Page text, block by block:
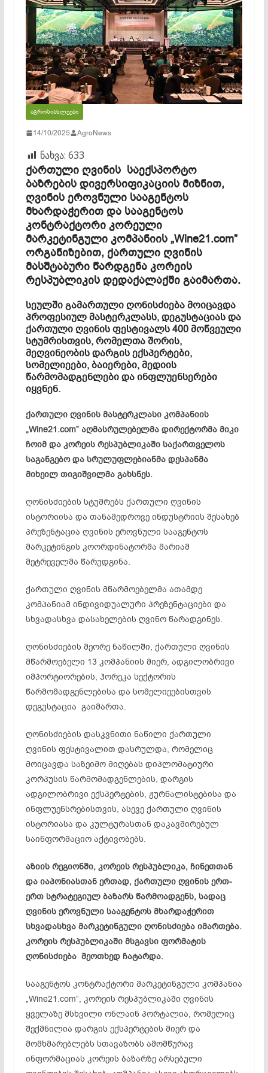
ᲐᲒᲠᲝᲡᲘᲐᲮᲚᲔᲔᲑᲘ
14/10/2025 AgroNews
ნახვა: 633
ქართული ღვინის საექსპორტო
ბაზრების დივერსიფიკაციის მიზნით,
ღვინის ეროვნული სააგენტოს
მხარდაჭერით და სააგენტოს
კონტრაქტორი კორეული
მარკეტინგული კომპანიის „Wine21.com”
ორგანიზებით, ქართული ღვინის
მასშტაბური წარდგენა კორეის
რესპუბლიკის დედაქალაქში გაიმართა.
სეულში გამართული ღონისძიება მოიცავდა
პროფესიულ მასტერკლასს, დეგუსტაციას და
ქართული ღვინის ფესტივალს 400 მოწვეული
სტუმრისთვის, რომელთა შორის,
მეღვინეობის დარგის ექსპერტები,
სომელიეები, ბაიერები, მედიის
წარმომადგენლები და ინფლუენსერები
იყვნენ.
ქართული ღვინის მასტერკლასი კომპანიის
„Wine21.com” აღმასრულებელმა დირექტორმა მიკი
ჩოიმ და კორეის რესპუბლიკაში საქართველოს
საგანგებო და სრულუფლებიანმა დესპანმა
მიხეილ თიგიშვილმა გახსნეს.
ღონისძიების სტუმრებს ქართული ღვინის
ისტორიისა და თანამედროვე ინდუსტრიის შესახებ
პრეზენტაცია ღვინის ეროვნული სააგენტოს
მარკეტინგის კოორდინატორმა მარიამ
მეტრეველმა წარუდგინა.
ქართული ღვინის მწარმოებელმა ათამდე
კომპანიამ ინდივიდუალური პრეზენტაციები და
სხვადასხვა დასახელების ღვინო წარადგინეს.
ღონისძიების მეორე ნაწილში, ქართული ღვინის
მწარმოებელი 13 კომპანიის მიერ, ადგილობრივი
იმპორტიორების, ჰორეკა სექტორის
წარმომადგენლებისა და სომელიეებისთვის
დეგუსტაცია გაიმართა.
ღონისძიების დასკვნითი ნაწილი ქართული
ღვინის ფესტივალით დასრულდა, რომელიც
მოიცავდა საზეიმო მიღებას დიპლომატიური
კორპუსის წარმომადგენლების, დარგის
ადგილობრივი ექსპერტების, ჟურნალისტებისა და
ინფლუენსრებისთვის, ასევე ქართული ღვინის
ისტორიასა და კულტურასთან დაკავშირებულ
საინფორმაციო აქტივობებს.
აზიის რეგიონში, კორეის რესპუბლიკა, ჩინეთთან
და იაპონიასთან ერთად, ქართული ღვინის ერთ-
ერთ სტრატეგიულ ბაზარს წარმოადგენს, სადაც
ღვინის ეროვნული სააგენტოს მხარდაჭერით
სხვადასხვა მარკეტინგული ღონისძიება იმართება.
კორეის რესპუბლიკაში მსგავსი ფორმატის
ღონისძიება მეოთხედ ჩატარდა.
სააგენტოს კონტრაქტორი მარკეტინგული კომპანია
„Wine21.com”, კორეის რესპუბლიკაში ღვინის
ყველაზე მსხვილი ონლაინ პორტალია, რომელიც
შექმნილია დარგის ექსპერტების მიერ და
მომხმარებლებს სთავაზობს ამომწურავ
ინფორმაციას კორეის ბაზარზე არსებული